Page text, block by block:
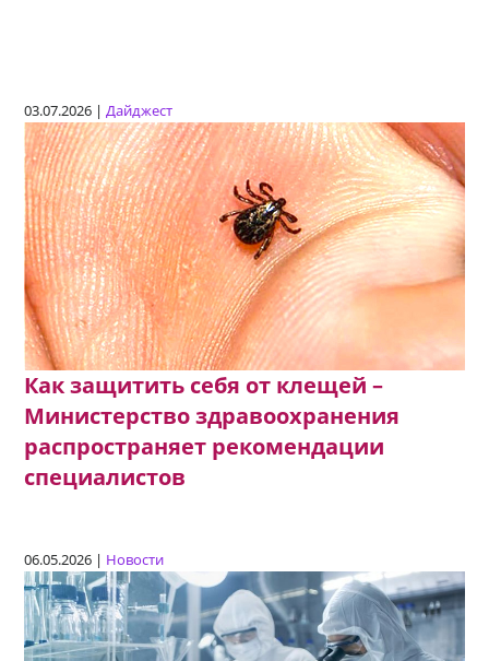
03.07.2026 |Дайджест
Как защитить себя от клещей –
Министерство здравоохранения
распространяет рекомендации
специалистов
06.05.2026 | Новости